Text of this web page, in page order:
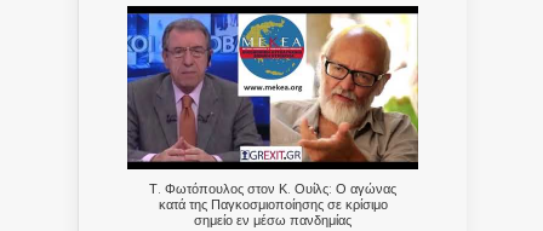
Τ. Φωτόπουλος στον Κ. Ουίλς: Ο αγώνας
κατά της Παγκοσμιοποίησης σε κρίσιμο
σημείο εν μέσω πανδημίας